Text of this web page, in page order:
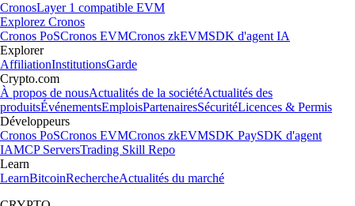
CronosLayer 1 compatible EVM
Explorez Cronos
Cronos PoSCronos EVMCronos zkEVMSDK d'agent IA
Explorer
AffiliationInstitutionsGarde
Crypto.com
À propos de nousActualités de la sociétéActualités des
produitsÉvénementsEmploisPartenairesSécuritéLicences & Permis
Développeurs
Cronos PoSCronos EVMCronos zkEVMSDK PaySDK d'agent
IAMCP ServersTrading Skill Repo
Learn
LearnBitcoinRechercheActualités du marché